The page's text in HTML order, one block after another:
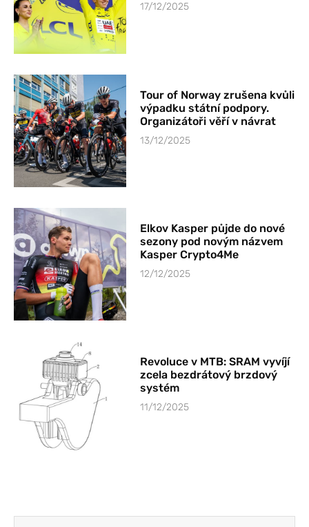
17/12/2025
Tour of Norway zrušena kvůli
výpadku státní podpory.
Organizátoři věří v návrat
13/12/2025
Elkov Kasper půjde do nové
sezony pod novým názvem
Kasper Crypto4Me
12/12/2025
Revoluce v MTB: SRAM vyvíjí
zcela bezdrátový brzdový
systém
11/12/2025